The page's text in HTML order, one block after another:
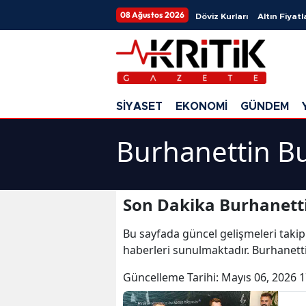
08 Ağustos 2026 Döviz Kurları Altın
SİYASET EKONOMİ GÜNDEM
Burhanettin
Son Dakika
Bu sayfada güncel gelişmeleri
haberleri sunulmaktadır.
Güncelleme Tarihi: Mayıs 06, 2026